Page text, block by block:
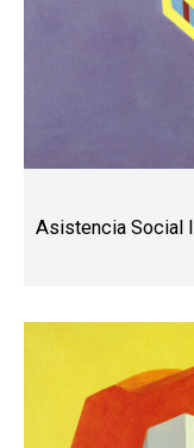
Asistencia Social I